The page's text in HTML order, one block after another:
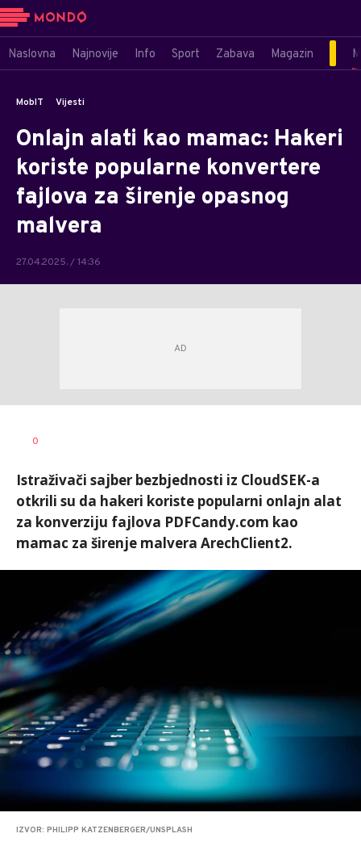
Naslovna Najnovije Info Sport Zabava Magazin
MobIT Vijesti
Onlajn alati kao mamac: Hakeri
koriste popularne konvertere
fajlova za širenje opasnog
malvera
27.04.2025. / 14:36
AUTOR
0
Istraživači sajber bezbjednosti iz CloudSEK-a
otkrili su da hakeri koriste popularni onlajn alat
za konverziju fajlova PDFCandy.com kao
mamac za širenje malvera ArechClient2.
IZVOR: PHILIPP KATZENBERGER/UNSPLASH